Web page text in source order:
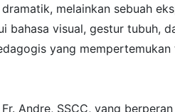
melainkan sebuah
bahasa visual, gestur tubuh,
yang
Andre, SSCC, yang